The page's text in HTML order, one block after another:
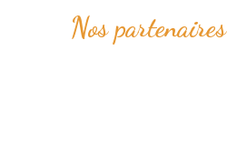
Nos partenaires